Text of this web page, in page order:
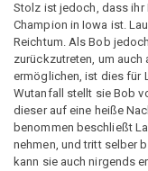
Stolz ist jedoch, dass ihr
Champion in Iowa ist.
Reichtum. Als Bob
zurückzutreten, um
ermöglichen, ist dies für
Wutanfall stellt sie Bob
dieser auf eine heiße
benommen beschließt
nehmen, und tritt selber
kann sie auch nirgends